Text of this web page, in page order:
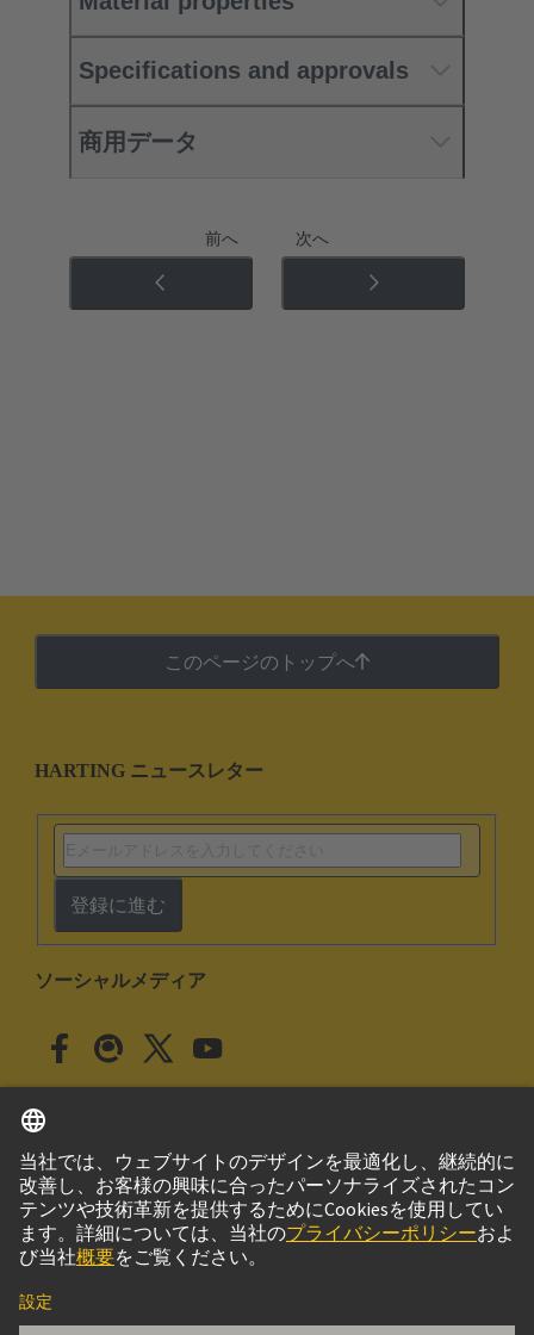
Specifications and approvals
商用データ
前へ 次へ
このページのトップへ
HARTING ニュースレター
登録に進む
ソーシャルメディア
日本 日本語
© ハーティング株式会社
このサイトについて